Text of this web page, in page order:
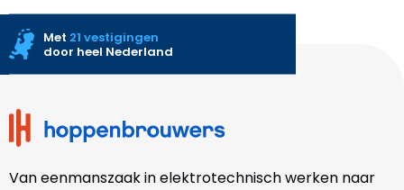
Site
Met 21 vestigingen
door heel Nederland
Van eenmanszaak in elektrotechnisch werken naar